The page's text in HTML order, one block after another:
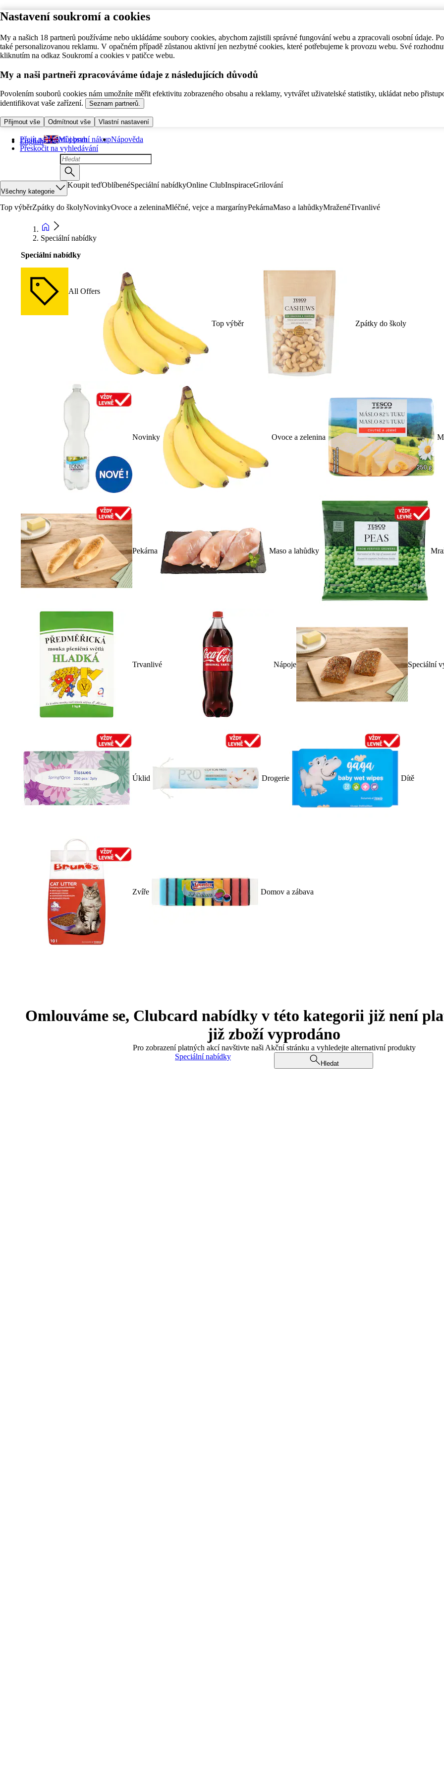
Nastavení soukromí a cookies
My a našich 18 partnerů používáme nebo ukládáme soubory cookies, abychom zajistili správné fungování webu a zpracovali osobní údaje.
také personalizovanou reklamu. V opačném případě zůstanou aktivní jen nezbytné cookies, které potřebujeme k provozu webu. Své
kliknutím na odkaz Soukromí a cookies v patičce webu.
My a naši partneři zpracováváme údaje z následujících důvodů
Povolením souborů cookies nám umožníte měřit efektivitu zobrazeného obsahu a reklamy, vytvářet uživatelské statistiky, ukládat nebo
identifikovat vaše zařízení.
Seznam partnerů.
Přijmout vše Odmítnout vše Vlastní nastavení
Přejít na hlavní obsah
Přeskočit na vyhledávání
English Můj první nákupNápověda
Všechny kategorie
Koupit teďOblíbenéSpeciální nabídkyOnline ClubInspiraceGrilování
Top výběrZpátky do školyNovinkyOvoce a zeleninaMléčné, vejce a margarínyPekárnaMaso a lahůdkyMraženéTrvanlivé
Speciální nabídky
Speciální nabídky
All Offers
Top výběr Zpátky do školy
Novinky Ovoce a zelenina
Pekárna Maso a lahůdky
Trvanlivé Nápoje Speciální
Úklid Drogerie Dítě
Zvíře Domov a zábava
Omlouváme se, Clubcard nabídky v této kategorii již není
již zboží vyprodáno
Pro zobrazení platných akcí navštivte naši Akční stránku a vyhledejte alternativní produkty
Speciální nabídky
Hledat